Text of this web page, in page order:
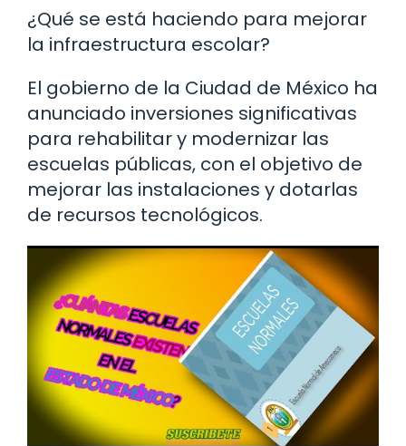
¿Qué se está haciendo para mejorar
la infraestructura escolar?
El gobierno de la Ciudad de México ha
anunciado inversiones significativas
para rehabilitar y modernizar las
escuelas públicas, con el objetivo de
mejorar las instalaciones y dotarlas
de recursos tecnológicos.